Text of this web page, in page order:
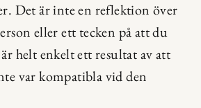
Det är inte en reflektion över
eller ett tecken på att du
helt enkelt ett resultat av att
var kompatibla vid den